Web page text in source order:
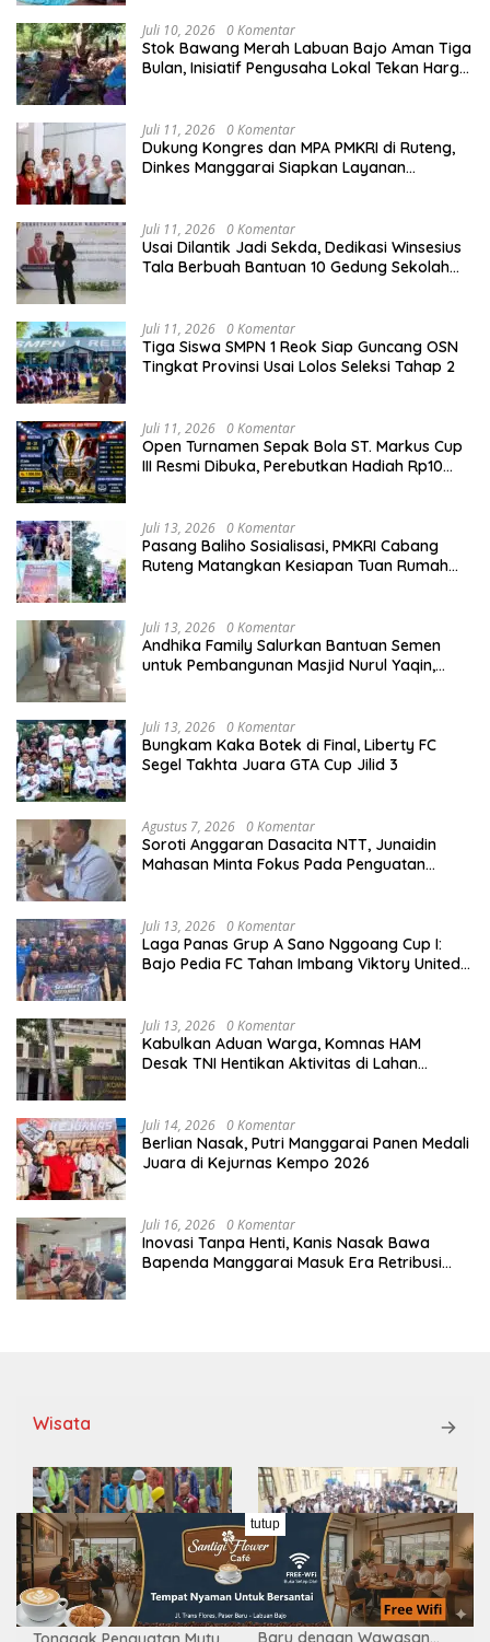
Juli 10, 2026 0 Komentar
Stok Bawang Merah Labuan Bajo Aman Tiga
Bulan, Inisiatif Pengusaha Lokal Tekan Harga
Juli 11, 2026 0 Komentar
Dukung Kongres dan MPA PMKRI di Ruteng,
Dinkes Manggarai Siapkan Layanan
Juli 11, 2026 0 Komentar
Usai Dilantik Jadi Sekda, Dedikasi Winsesius
Tala Berbuah Bantuan 10 Gedung Sekolah
Juli 11, 2026 0 Komentar
Tiga Siswa SMPN 1 Reok Siap Guncang OSN
Tingkat Provinsi Usai Lolos Seleksi Tahap 2
Juli 11, 2026 0 Komentar
Open Turnamen Sepak Bola ST. Markus Cup
III Resmi Dibuka, Perebutkan Hadiah Rp10
Juli 13, 2026 0 Komentar
Pasang Baliho Sosialisasi, PMKRI Cabang
Ruteng Matangkan Kesiapan Tuan Rumah
Juli 13, 2026 0 Komentar
Andhika Family Salurkan Bantuan Semen
untuk Pembangunan Masjid Nurul Yaqin,
Juli 13, 2026 0 Komentar
Bungkam Kaka Botek di Final, Liberty FC
Segel Takhta Juara GTA Cup Jilid 3
Agustus 7, 2026 0 Komentar
Soroti Anggaran Dasacita NTT, Junaidin
Mahasan Minta Fokus Pada Penguatan
Juli 13, 2026 0 Komentar
Laga Panas Grup A Sano Nggoang Cup I:
Bajo Pedia FC Tahan Imbang Viktory United
Juli 13, 2026 0 Komentar
Kabulkan Aduan Warga, Komnas HAM
Desak TNI Hentikan Aktivitas di Lahan
Juli 14, 2026 0 Komentar
Berlian Nasak, Putri Manggarai Panen Medali
Juara di Kejurnas Kempo 2026
Juli 16, 2026 0 Komentar
Inovasi Tanpa Henti, Kanis Nasak Bawa
Bapenda Manggarai Masuk Era Retribusi
Wisata
Revitalisasi SDK Wano
Senilai Rp2,17 Miliar Dimulai,
PKKMB STIPAS St. Sirilus
Ruteng Bekali Mahasiswa
tutup